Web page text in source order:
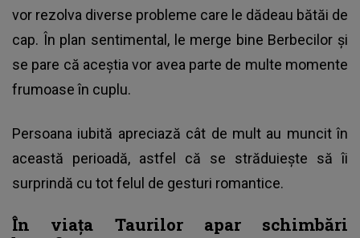
vor rezolva diverse probleme care le dădeau bătăi de
cap. În plan sentimental, le merge bine Berbecilor și
se pare că aceștia vor avea parte de multe momente
frumoase în cuplu.
Persoana iubită apreciază cât de mult au muncit în
această perioadă, astfel că se străduiește să îi
surprindă cu tot felul de gesturi romantice.
În viața Taurilor apar schimbări